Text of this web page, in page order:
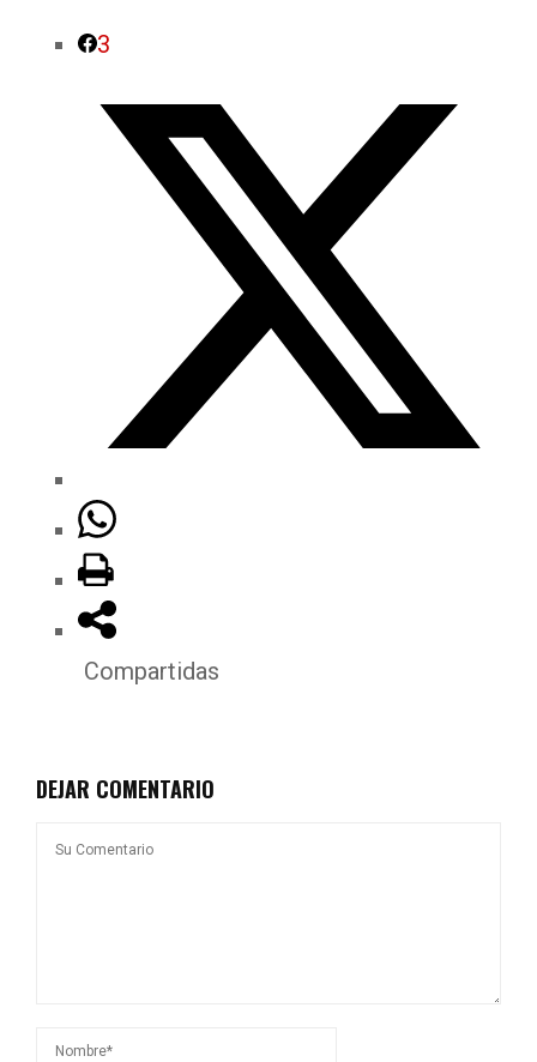
3
Compartidas
DEJAR COMENTARIO